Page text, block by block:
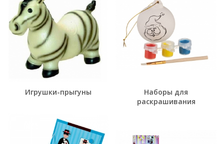
Игрушки-прыгуны
Наборы для
раскрашивания